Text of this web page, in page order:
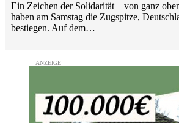
Ein Zeichen der Solidarität – von ganz
haben am Samstag die Zugspitze,
bestiegen. Auf dem…